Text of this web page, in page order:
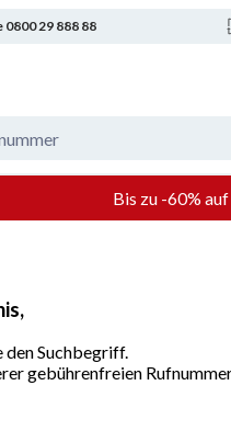
29 888 88
Bis zu -60%
den Suchbegriff.
gebührenfreien